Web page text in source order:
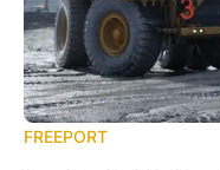
FREEPORT